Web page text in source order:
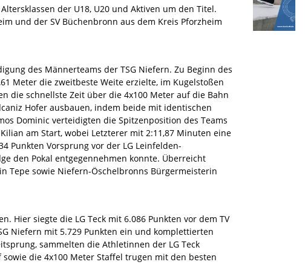
der U18, U20 und Aktiven um den Titel.
und der SV Büchenbronn aus dem Kreis Pforzheim
des Männerteams der TSG Niefern. Zu Beginn des
Meter die zweitbeste Weite erzielte, im Kugelstoßen
die schnellste Zeit über die 4x100 Meter auf die Bahn
Hofer ausbauen, indem beide mit identischen
Dominic verteidigten die Spitzenposition des Teams
am Start, wobei Letzterer mit 2:11,87 Minuten eine
Punkten Vorsprung vor der LG Leinfelden-
den Pokal entgegennehmen konnte. Überreicht
Tepe sowie Niefern-Öschelbronns Bürgermeisterin
Hier siegte die LG Teck mit 6.086 Punkten vor dem TV
Niefern mit 5.729 Punkten ein und komplettierten
sammelten die Athletinnen der LG Teck
die 4x100 Meter Staffel trugen mit den besten